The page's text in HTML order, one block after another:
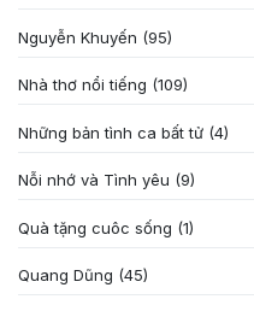
Nguyễn Khuyến (95)
Nhà thơ nổi tiếng (109)
Những bản tình ca bất tử (4)
Nỗi nhớ và Tình yêu (9)
Quà tặng cuôc sống (1)
Quang Dũng (45)